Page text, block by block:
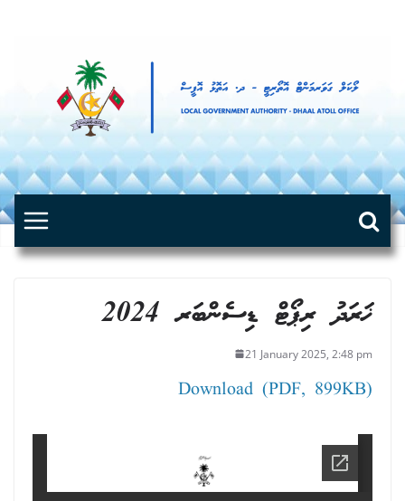
ޚަރަދު ރިޕޯޓް ޑިސެންބަރ 2024
21 January 2025, 2:48 pm
Download (PDF, 899KB)